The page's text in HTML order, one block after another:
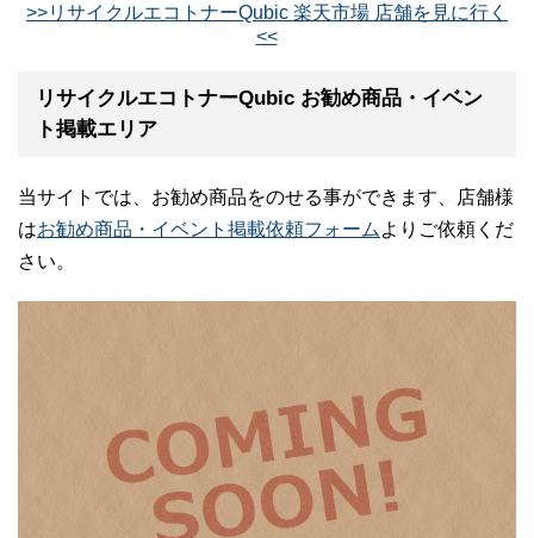
>>リサイクルエコトナーQubic 楽天市場 店舗を見に行く
<<
リサイクルエコトナーQubic お勧め商品・イベン
ト掲載エリア
当サイトでは、お勧め商品をのせる事ができます、店舗様
はお勧め商品・イベント掲載依頼フォーム よりご依頼くだ
さい。